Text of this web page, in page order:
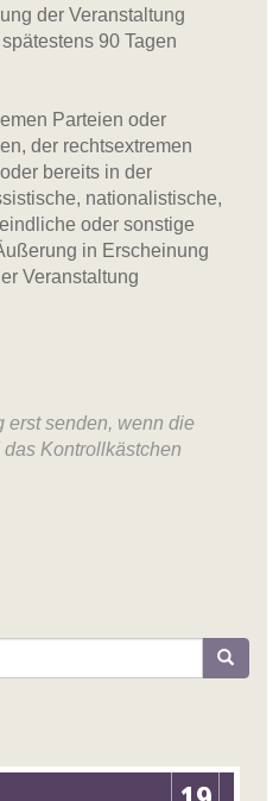
der Veranstaltung
90 Tagen
Parteien oder
der rechtsextremen
bereits in der
nationalistische,
oder sonstige
in Erscheinung
Veranstaltung
erst senden, wenn die
Kontrollkästchen